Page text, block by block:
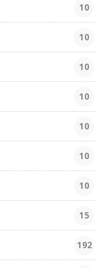
10
10
10
10
10
10
10
15
192